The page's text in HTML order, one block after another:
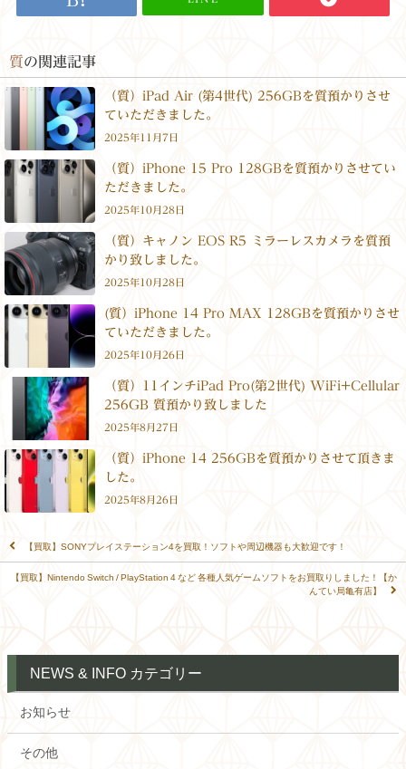
質の関連記事
（質）iPad Air (第4世代) 256GBを質預かりさせ
ていただきました。
2025年11月7日
（質）iPhone 15 Pro 128GBを質預かりさせてい
ただきました。
2025年10月28日
（質）キャノン EOS R5 ミラーレスカメラを質預
かり致しました。
2025年10月28日
(質）iPhone 14 Pro MAX 128GBを質預かりさせ
ていただきました。
2025年10月26日
（質）11インチiPad Pro(第2世代) WiFi+Cellular
256GB 質預かり致しました
2025年8月27日
（質）iPhone 14 256GBを質預かりさせて頂きま
した。
2025年8月26日
【買取】SONYプレイステーション4を買取！ソフトや周辺機器も大歓迎です！
【買取】Nintendo Switch / PlayStation 4 など 各種人気ゲームソフトをお買取りしました！【か
んてい局亀有店】
NEWS & INFO カテゴリー
お知らせ
その他